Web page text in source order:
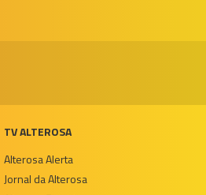
TV ALTEROSA
Alterosa Alerta
Jornal da Alterosa